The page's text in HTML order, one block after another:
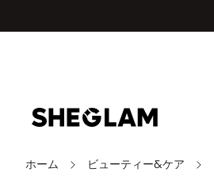
ホーム ビューティー&ケア